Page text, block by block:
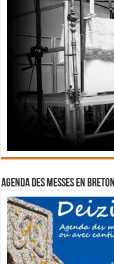
Agenda des messes en breton